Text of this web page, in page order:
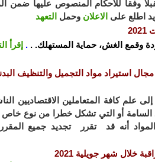
الاعلان وحمل التعهد
وقمع الغش، حماية المستهلك. . . إقرأ
استيراد مواد التجميل والتنظيف
إلى علم كافة المتعاملين الاقتصاديين
السامة أو التي تشكل خطرا من نوع
أنه قد تقرر تجديد جميع
خلال شهر جويلية 2021